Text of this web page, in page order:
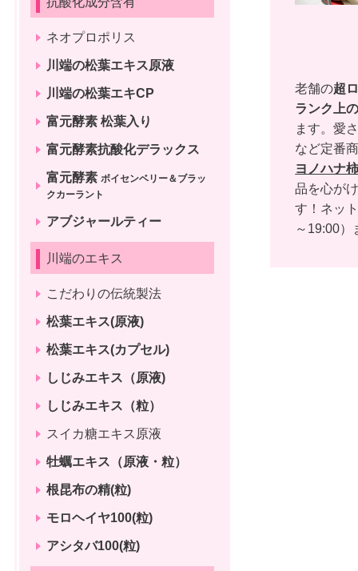
老舗の超
ランク上
ます。愛
など定番
ヨノハナ
品を心が
す！ネッ
～19:00）
ネオプロポリス
川端の松葉エキス原液
川端の松葉エキCP
富元酵素 松葉入り
富元酵素抗酸化デラックス
富元酵素 ボイセンベリー＆ブラッ
クカーラント
アブジャールティー
川端のエキス
こだわりの伝統製法
松葉エキス(原液)
松葉エキス(カプセル)
しじみエキス（原液)
しじみエキス（粒）
スイカ糖エキス原液
牡蠣エキス（原液・粒）
根昆布の精(粒)
モロヘイヤ100(粒)
アシタバ100(粒)